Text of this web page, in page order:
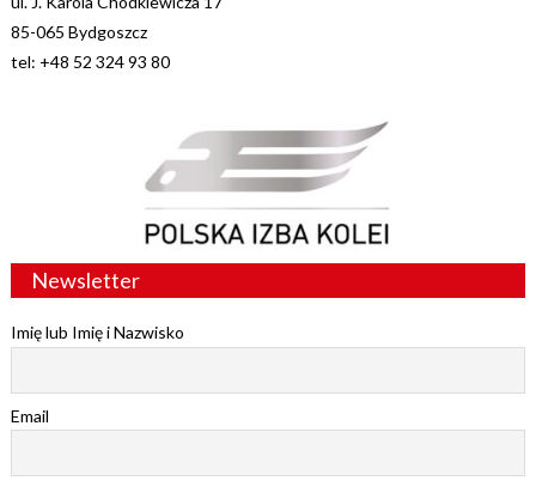
85-065 Bydgoszcz
tel: +48 52 324 93 80
Newsletter
Imię lub Imię i Nazwisko
Email